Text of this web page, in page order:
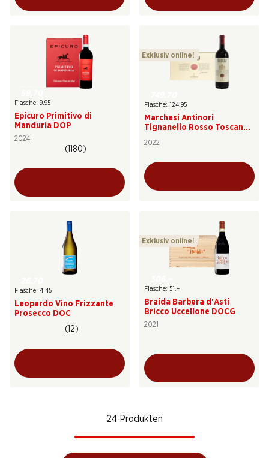
Flasche: 9.95
Epicuro Primitivo di
Manduria DOP
2024
(1180)
Exklusiv online!
Flasche: 124.95
Marchesi Antinori
Tignanello Rosso Toscana
2022
Flasche: 4.45
Leopardo Vino Frizzante
Prosecco DOC
(12)
Exklusiv online!
Flasche: 51.–
Braida Barbera d'Asti
Bricco Uccellone DOCG
2021
24 Produkten